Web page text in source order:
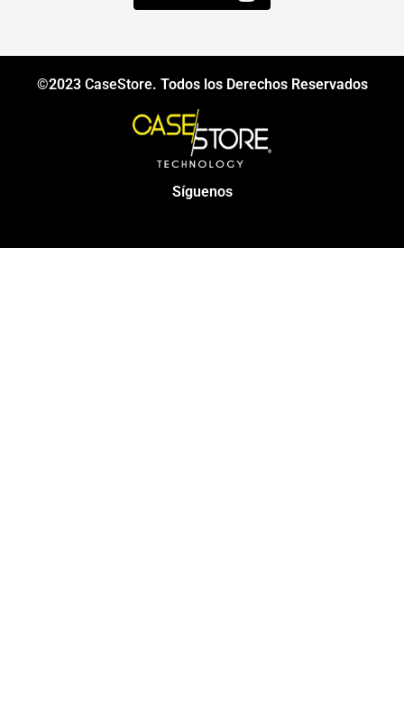
©2023 CaseStore. Todos los Derechos Reservados
Síguenos